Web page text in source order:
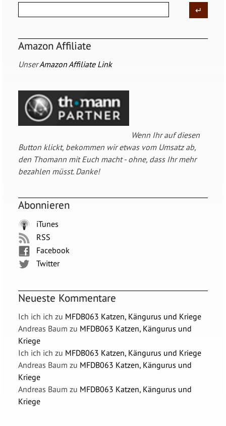
Amazon Affiliate
UnserAmazon Affiliate Link
Wenn Ihr auf diesen
Button klickt, bekommen wir etwas vom Umsatz ab,
den Thomann mit Euch macht - ohne, dass Ihr mehr
bezahlen müsst. Danke!
Abonnieren
iTunes
RSS
Facebook
Twitter
Neueste Kommentare
Ich ich ich zu MFDB063 Katzen, Kängurus und Kriege
Andreas Baum zu MFDB063 Katzen, Kängurus und
Kriege
Ich ich ich zu MFDB063 Katzen, Kängurus und Kriege
Andreas Baum zu MFDB063 Katzen, Kängurus und
Kriege
Andreas Baum zu MFDB063 Katzen, Kängurus und
Kriege